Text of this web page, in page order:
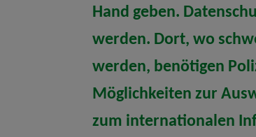
Hand geben.
werden. Dort, wo
werden, benötigen
Möglichkeiten zur
zum internationalen